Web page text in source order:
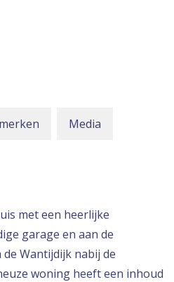
Media
met een heerlijke
garage en aan de
Wantijdijk nabij de
woning heeft een inhoud